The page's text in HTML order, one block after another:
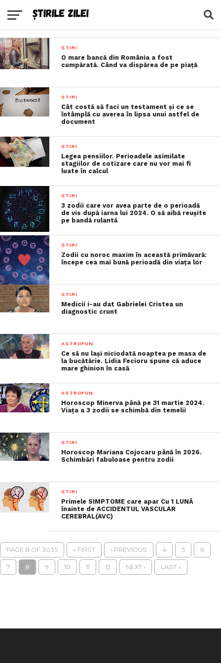
STIRI
O mare bancă din România a fost
cumpărată. Când va dispărea de pe piață
STIRI
Cât costă să faci un testament şi ce se
întâmplă cu averea în lipsa unui astfel de
document
STIRI
Legea pensiilor. Perioadele asimilate
stagiilor de cotizare care nu vor mai fi
luate în calcul
STIRI
3 zodii care vor avea parte de o perioadă
de vis după iarna lui 2024. O să aibă reușite
pe bandă rulantă
STIRI
Zodii cu noroc maxim în această primăvară:
începe cea mai bună perioadă din viața lor
STIRI
Medicii i-au dat Gabrielei Cristea un
diagnostic crunt
ASTROFUN
Ce să nu lași niciodată noaptea pe masa de
la bucătărie. Lidia Fecioru spune că aduce
mare ghinion în casă
ASTROFUN
Horoscop Minerva până pe 31 martie 2024.
Viața a 3 zodii se schimbă din temelii
STIRI
Horoscop Mariana Cojocaru până în 2026.
Schimbări fabuloase pentru zodii
STIRI
Primele SIMPTOME care apar Cu 1 LUNĂ
înainte de ACCIDENTUL VASCULAR
CEREBRAL(AVC)
PAGE 8 OF 3035 « FIRST ‹ PREVIOUS 4 5 6
7 8 9 10 11 12 NEXT › LAST »